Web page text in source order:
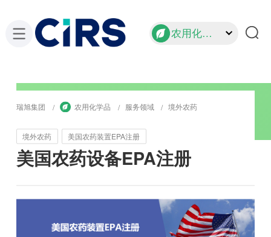
农用化学品
瑞旭集团 农用化学品 服务领域 境外农药
境外农药 美国农药装置EPA注册
美国农药设备EPA注册